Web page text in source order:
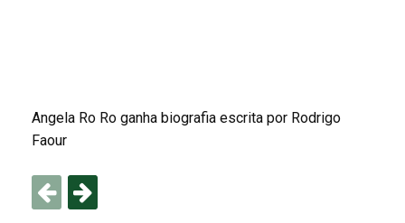
Angela Ro Ro ganha biografia escrita por Rodrigo
Faour